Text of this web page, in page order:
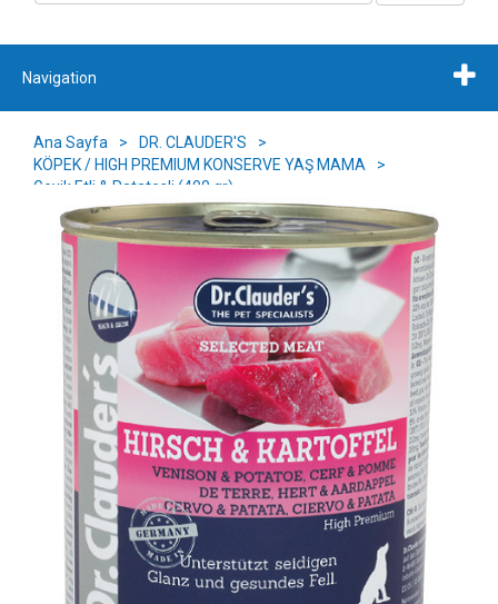
Navigation
Ana Sayfa > DR. CLAUDER'S
>
KÖPEK / HIGH PREMIUM KONSERVE YAŞ MAMA
>
Geyik Etli & Patatesli (400 gr)